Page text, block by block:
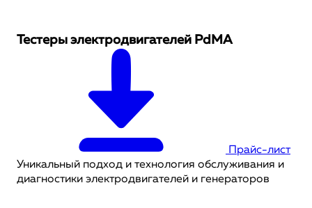
Тестеры электродвигателей PdMA
Прайс-лист
Уникальный подход и технология обслуживания и
диагностики электродвигателей и генераторов